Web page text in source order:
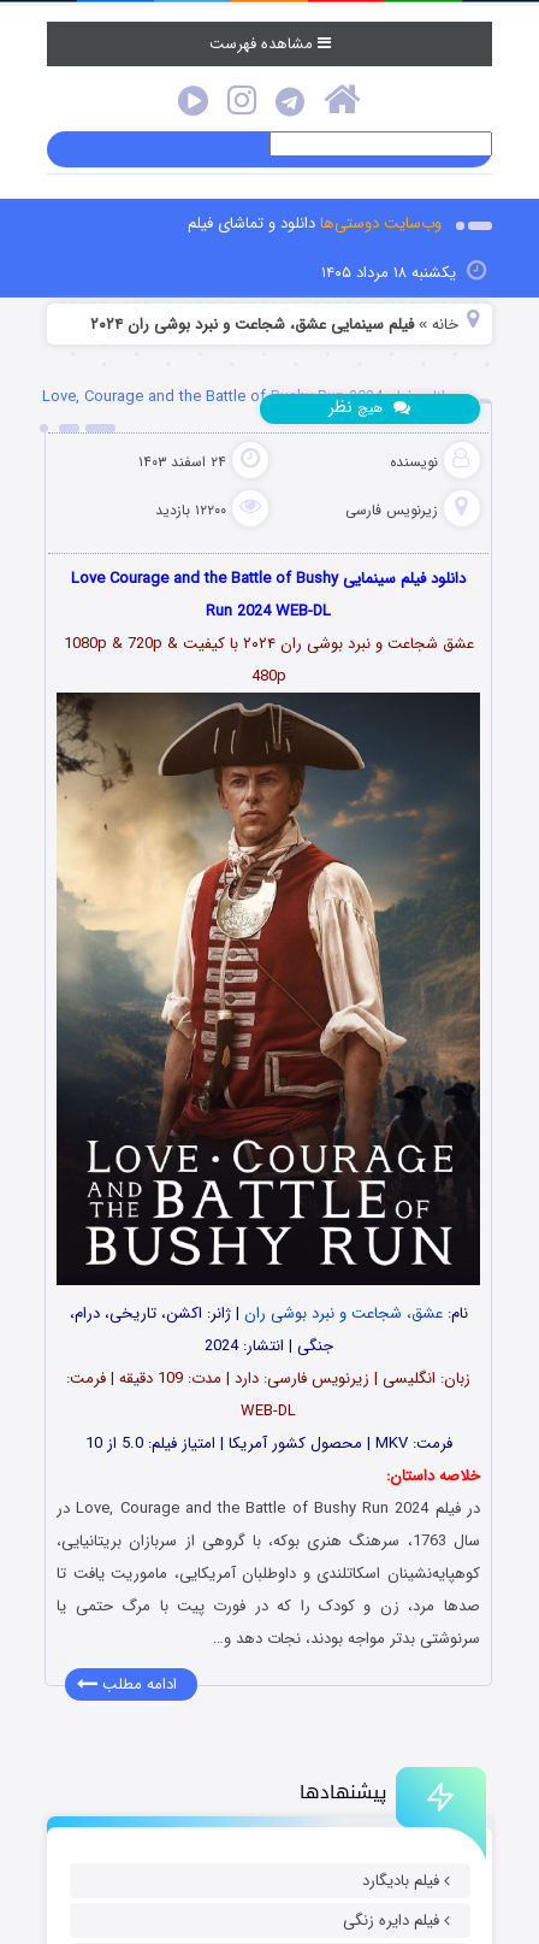
مشاهده فهرست
وب‌سایت دوستی‌هادانلود و تماشای فیلم
یکشنبه ۱۸ مرداد ۱۴۰۵
پیشنهادها
فیلم بادیگارد
فیلم دایره زنگی
خانه »فیلم سینمایی عشق، شجاعت و نبرد بوشی ران ۲۰۲۴
دانلود فیلم Love, Courage and the Battle of Bushy Run 2024
نویسنده ۲۴ اسفند ۱۴۰۳
زیرنویس فارسی ۱۲۲۰۰ بازدید
هیچ نظر
دانلود فیلم سینمایی Love Courage and the Battle of Bushy
Run 2024 WEB-DL
عشق شجاعت و نبرد بوشی ران ۲۰۲۴ با کیفیت 1080p & 720p &
480p
نام:عشق، شجاعت و نبرد بوشی ران | ژانر: اکشن، تاریخی، درام،
جنگی | انتشار: 2024
زبان: انگلیسی | زیرنویس فارسی: دارد | مدت: 109 دقیقه | فرمت:
WEB-DL
فرمت: MKV | محصول کشور آمریکا | امتیاز فیلم: 5.0 از 10
خلاصه داستان:
در فیلم Love, Courage and the Battle of Bushy Run 2024 در
سال 1763، سرهنگ هنری بوکه، با گروهی از سربازان بریتانیایی،
کوهپایه‌نشینان اسکاتلندی و داوطلبان آمریکایی، ماموریت یافت تا
صدها مرد، زن و کودک را که در فورت پیت با مرگ حتمی یا
سرنوشتی بدتر مواجه بودند، نجات دهد و…
ادامه مطلب